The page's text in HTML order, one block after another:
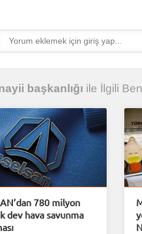
başkanlığı ile İlgili
780 milyon
dev hava savunma